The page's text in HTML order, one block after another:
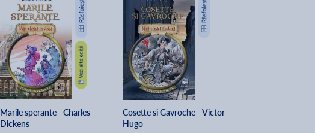
Marile sperante - Charles
Dickens
Cosette si Gavroche - Victor
Hugo